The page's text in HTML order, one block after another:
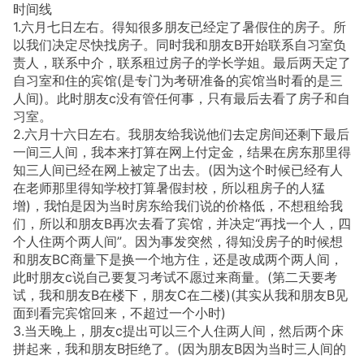
时间线
1.六月七日左右。得知很多朋友已经定了暑假住的房子。所
以我们决定尽快找房子。同时我和朋友B开始联系自习室负
责人，联系中介，联系租过房子的学长学姐。最后两天定了
自习室和住的宾馆(是专门为考研准备的宾馆当时看的是三
人间)。此时朋友c没有管任何事，只有最后去看了房子和自
习室。
2.六月十六日左右。我朋友给我说他们去定房间还剩下最后
一间三人间，我本来打算在网上付定金，结果在房东那里得
知三人间已经在网上被定了出去。(因为这个时候已经有人
在老师那里得知学校打算暑假封校，所以租房子的人猛
增)，我怕是因为当时房东给我们说的价格低，不想租给我
们，所以和朋友B再次去看了宾馆，并决定“再找一个人，四
个人住两个两人间”。因为事发突然，得知没房子的时候想
和朋友BC商量下是换一个地方住，还是改成两个两人间，
此时朋友c说自己要复习考试不愿过来商量。(第二天要考
试，我和朋友B在楼下，朋友C在二楼)(其实从我和朋友B见
面到看完宾馆回来，不超过一个小时)
3.当天晚上，朋友c提出可以三个人住两人间，然后两个床
拼起来，我和朋友B拒绝了。(因为朋友B因为当时三人间的